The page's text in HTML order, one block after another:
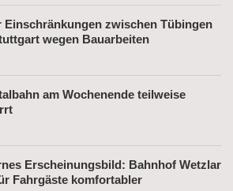
Einschränkungen zwischen Tübingen
wegen Bauarbeiten
am Wochenende teilweise
Erscheinungsbild: Bahnhof Wetzlar
Fahrgäste komfortabler